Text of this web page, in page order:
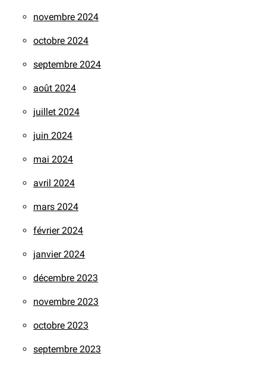
novembre 2024
octobre 2024
septembre 2024
août 2024
juillet 2024
juin 2024
mai 2024
avril 2024
mars 2024
février 2024
janvier 2024
décembre 2023
novembre 2023
octobre 2023
septembre 2023